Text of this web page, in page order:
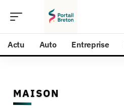
Actu Auto Entreprise
MAISON